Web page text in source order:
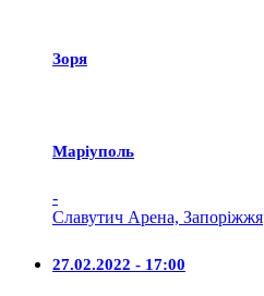
Зоря
Маріуполь
-
Славутич Арена, Запоріжжя
27.02.2022 - 17:00